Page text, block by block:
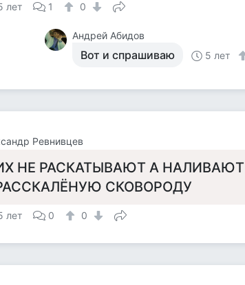
лет 1 0
Андрей Абидов
Вот и спрашиваю 5 лет
Ревнивцев
НЕ РАСКАТЫВАЮТ А
СКОВОРОДУ
лет 0 0